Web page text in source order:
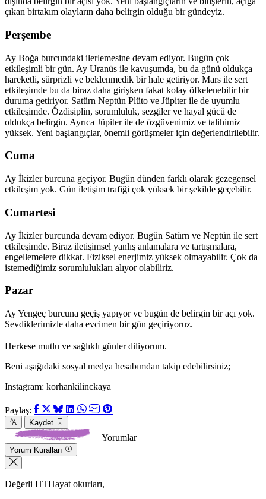
çıkan birtakım olayların daha belirgin olduğu bir gündeyiz.
Perşembe
Ay Boğa burcundaki ilerlemesine devam ediyor. Bugün çok
etkileşimli bir gün. Ay Uranüs ile kavuşumda, bu da günü oldukça
hareketli, sürprizli ve beklenmedik bir hale getiriyor. Mars ile sert
etkileşimde bu da biraz daha girişken fakat kolay öfkelenebilir bir
duruma getiriyor. Satürn Neptün Plüto ve Jüpiter ile de uyumlu
etkileşimde. Özdisiplin, sorumluluk, sezgiler ve hayal gücü de
oldukça belirgin. Ayrıca Jüpiter ile de özgüvenimiz ve talihimiz
yüksek. Yeni başlangıçlar, önemli görüşmeler için değerlendirilebilir.
Cuma
Ay İkizler burcuna geçiyor. Bugün dünden farklı olarak gezegensel
etkileşim yok. Gün iletişim trafiği çok yüksek bir şekilde geçebilir.
Cumartesi
Ay İkizler burcunda devam ediyor. Bugün Satürn ve Neptün ile sert
etkileşimde. Biraz iletişimsel yanlış anlamalara ve tartışmalara,
engellemelere dikkat. Fiziksel enerjimiz yüksek olmayabilir. Çok da
istemediğimiz sorumlulukları alıyor olabiliriz.
Pazar
Ay Yengeç burcuna geçiş yapıyor ve bugün de belirgin bir açı yok.
Sevdiklerimizle daha evcimen bir gün geçiriyoruz.
Herkese mutlu ve sağlıklı günler diliyorum.
Beni aşağıdaki sosyal medya hesabımdan takip edebilirsiniz;
Instagram: korhankilinckaya
Paylaş:
Kaydet
Yorumlar
Yorum Kuralları
Değerli HTHayat okurları,